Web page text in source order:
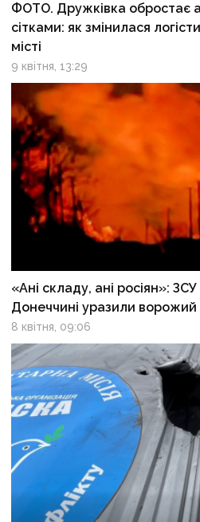
ФОТО. Дружківка обростає
сітками: як змінилася
місті
9 квітня, 13:29
«Ані складу, ані росіян»:
Донеччині уразили ворожий
8 квітня, 09:06